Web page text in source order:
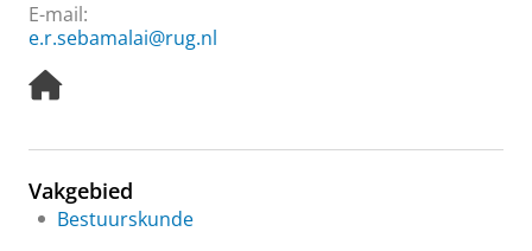
E-mail:
e.r.sebamalai@rug.nl
H
e
a
g
Vakgebied
Bestuurskunde